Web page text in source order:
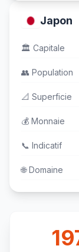
Japon
🏛️ Capitale
👥 Population
📐 Superficie
💰 Monnaie
📞 Indicatif
🌐Domaine